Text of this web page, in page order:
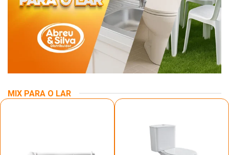
MIX PARA O LAR